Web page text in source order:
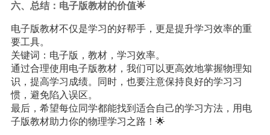
六、总结：电子版教材的价值🌟
电子版教材不仅是学习的好帮手，更是提升学习效率的重
要工具。
关键词：电子版，教材，学习效率。
通过合理使用电子版教材，我们可以更高效地掌握物理知
识，提高学习成绩。同时，也要注意保持良好的学习习
惯，避免陷入误区。
最后，希望每位同学都能找到适合自己的学习方法，用电
子版教材助力你的物理学习之路！🌟